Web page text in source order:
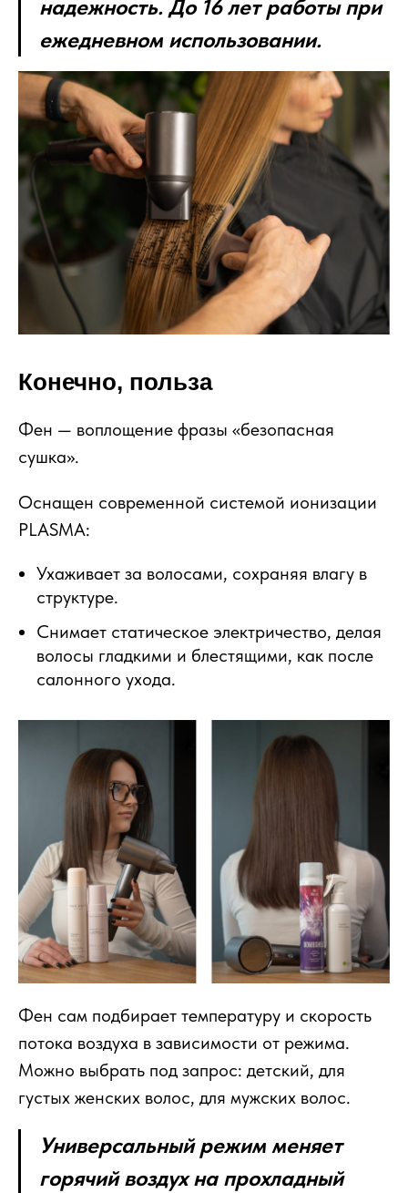
надежность. До 16 лет работы при
ежедневном использовании.
Конечно, польза
Фен — воплощение фразы «безопасная
сушка».
Оснащен современной системой ионизации
PLASMA:
Ухаживает за волосами, сохраняя влагу в
структуре.
Снимает статическое электричество, делая
волосы гладкими и блестящими, как после
салонного ухода.
Фен сам подбирает температуру и скорость
потока воздуха в зависимости от режима.
Можно выбрать под запрос: детский, для
густых женских волос, для мужских волос.
Универсальный режим меняет
горячий воздух на прохладный